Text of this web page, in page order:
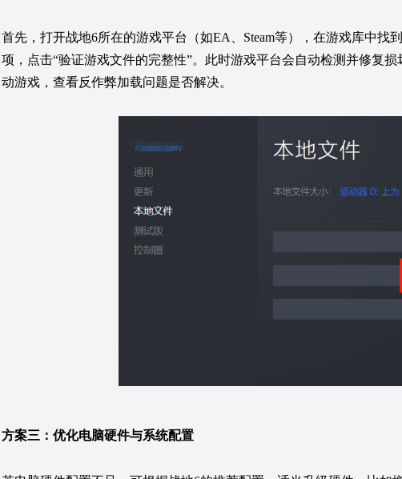
首先，打开战地6所在的游戏平台（如EA
、Steam等），在游戏库中
项，点击“验证游戏文件的完整性”。此时游戏平台会自动检测并修复
动游戏，查看反作弊加载问题是否解决。
方案三： 优化电脑硬件与系统配置